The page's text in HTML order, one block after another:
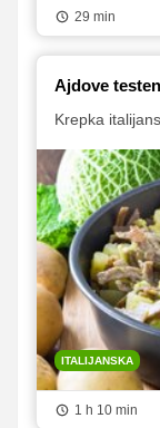
29 min
Ajdove
Krepka
ITALIJANSKA
1 h 10 min